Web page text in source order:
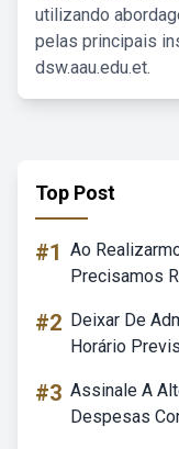
utilizando
pelas principais
dsw.aau.edu.et.
Top Post
#1 Ao
Precisamos
#2 Deixar De
Horário
#3 Assinale A
Despesas